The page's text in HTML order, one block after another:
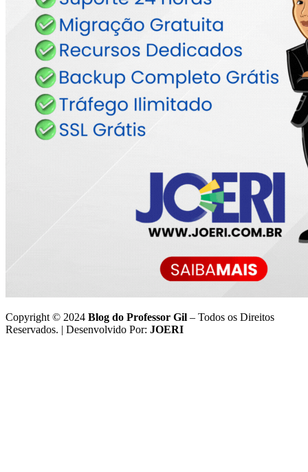
Copyright © 2024 Blog do Professor Gil – Todos os Direitos
Reservados. | Desenvolvido Por: JOERI